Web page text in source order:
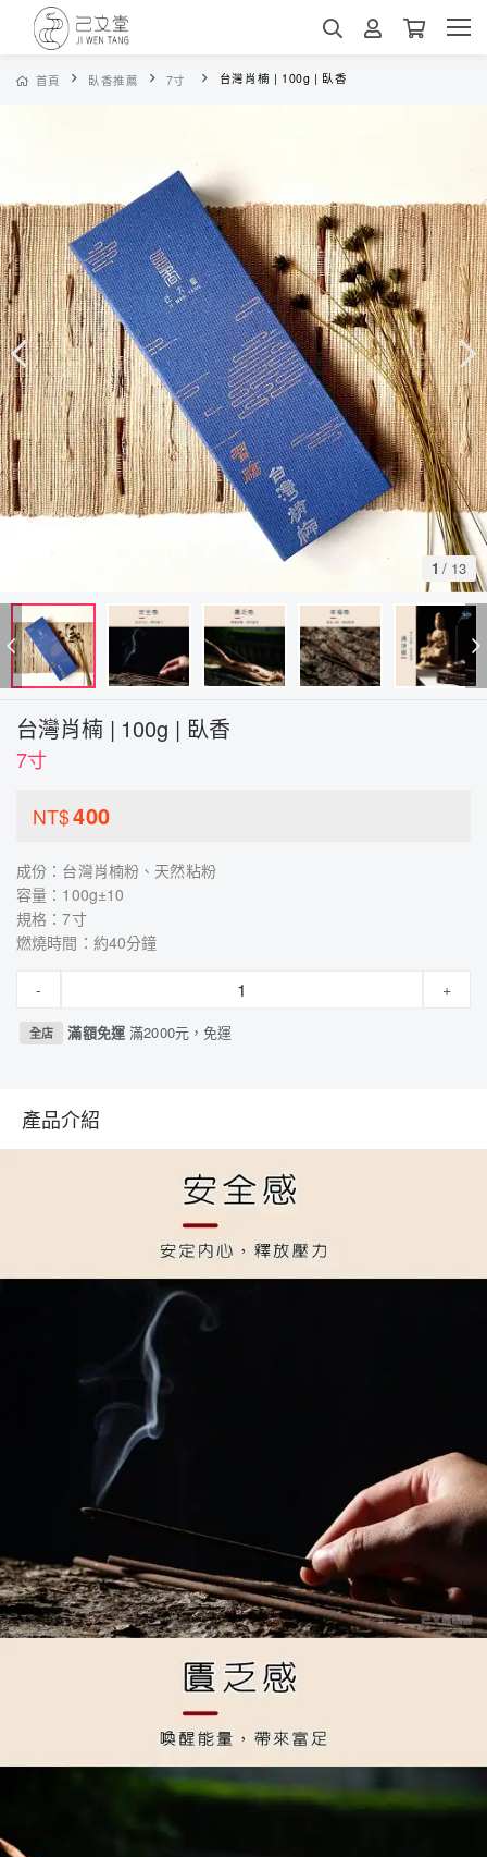
首頁 臥香推薦 7寸 台灣肖楠 | 100g | 臥香
1 / 13
台灣肖楠 | 100g | 臥香
7寸
NT$400
成份：台灣肖楠粉、天然粘粉
容量：100g±10
規格：7寸
燃燒時間：約40分鐘
- +
全店 滿額免運滿2000元，免運
產品介紹